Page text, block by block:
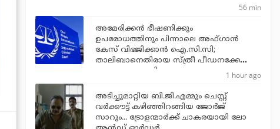
56 min
അമേരിക്കന്‍ ഭീഷണിക്കും
ഉപരോധത്തിനും പിന്നാലെ അഫ്ഗാന്‍
കേസ് വിഭജിക്കാന്‍ ഐ.സി.സി;
താലിബാനെതിരായ സ്ത്രീ പീഡനക്കേസ്
വേറെ അന്വേഷിക്കും
1 hour ago
അടിച്ചുമാറ്റിയ ബി.ജി.എമ്മും ചെസ്റ്റ്
വര്‍ക്കൗട്ട് കഴിഞ്ഞിറങ്ങിയ ജോര്‍ജ്
സാറും... ട്രോളന്മാര്‍ക്ക് ചാകരയായി ലോ